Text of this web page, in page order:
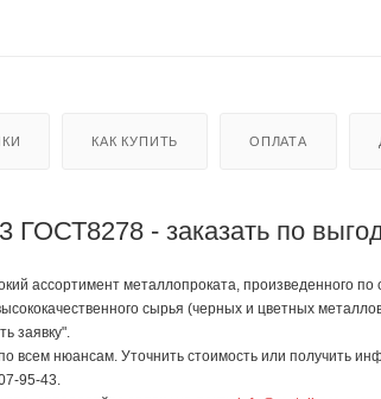
КАК КУПИТЬ ОПЛАТА
ГОСТ8278 - заказать по
ассортимент металлопроката, произведенного
сырья (черных и цветных
заявку".
всем нюансам. Уточнить стоимость или получить
95-43.